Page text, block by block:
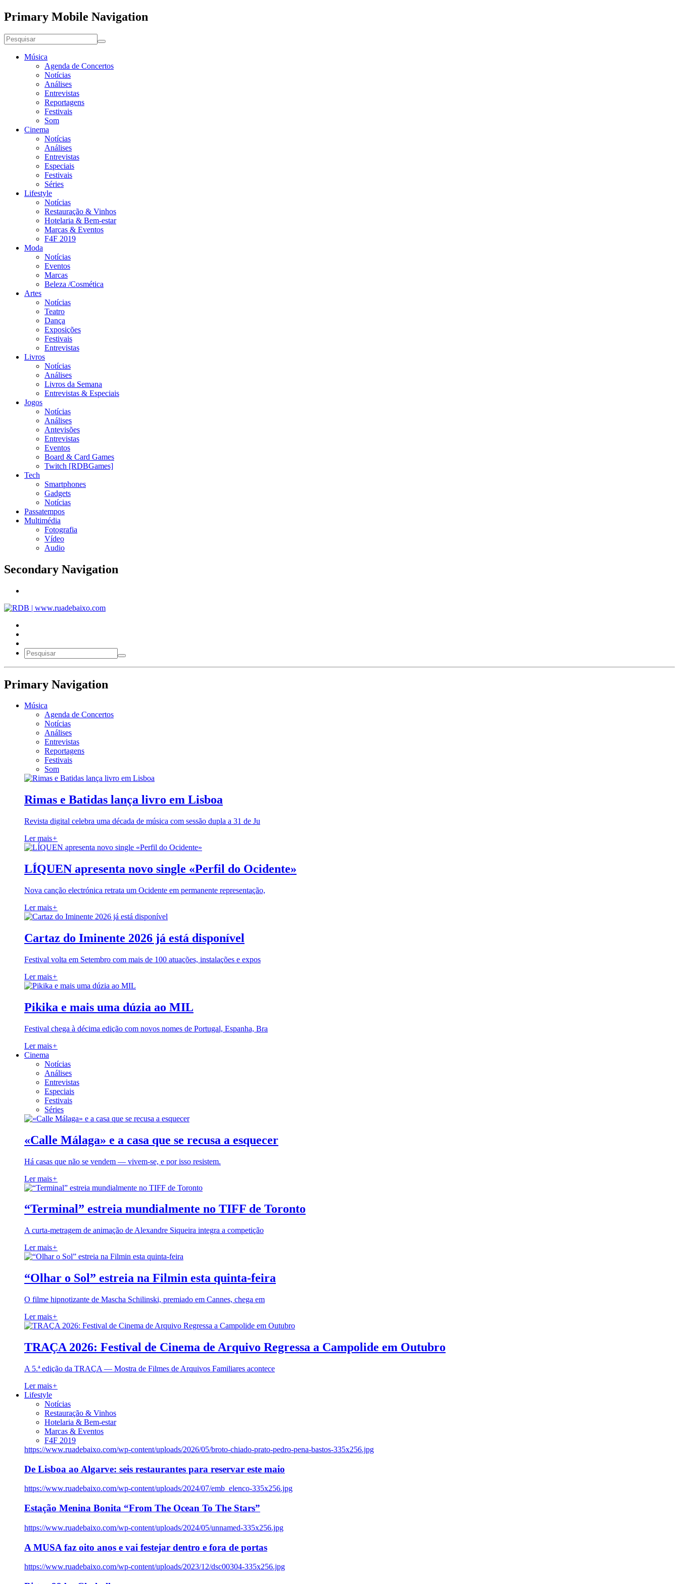
Primary Mobile Navigation
Música
Agenda de Concertos
Notícias
Análises
Entrevistas
Reportagens
Festivais
Som
Cinema
Notícias
Análises
Entrevistas
Especiais
Festivais
Séries
Lifestyle
Notícias
Restauração & Vinhos
Hotelaria & Bem-estar
Marcas & Eventos
F4F 2019
Moda
Notícias
Eventos
Marcas
Beleza /Cosmética
Artes
Notícias
Teatro
Dança
Exposições
Festivais
Entrevistas
Livros
Notícias
Análises
Livros da Semana
Entrevistas & Especiais
Jogos
Notícias
Análises
Antevisões
Entrevistas
Eventos
Board & Card Games
Twitch [RDBGames]
Tech
Smartphones
Gadgets
Notícias
Passatempos
Multimédia
Fotografia
Vídeo
Audio
Secondary Navigation
Primary Navigation
Música
Agenda de Concertos
Notícias
Análises
Entrevistas
Reportagens
Festivais
Som
Rimas e Batidas lança livro em Lisboa
Revista digital celebra uma década de música com sessão dupla a 31 de Ju
Ler mais+
LÍQUEN apresenta novo single «Perfil do Ocidente»
Nova canção electrónica retrata um Ocidente em permanente representação,
Ler mais+
Cartaz do Iminente 2026 já está disponível
Festival volta em Setembro com mais de 100 atuações, instalações e expos
Ler mais+
Pikika e mais uma dúzia ao MIL
Festival chega à décima edição com novos nomes de Portugal, Espanha, Bra
Ler mais+
Cinema
Notícias
Análises
Entrevistas
Especiais
Festivais
Séries
«Calle Málaga» e a casa que se recusa a esquecer
Há casas que não se vendem — vivem-se, e por isso resistem.
Ler mais+
“Terminal” estreia mundialmente no TIFF de Toronto
A curta-metragem de animação de Alexandre Siqueira integra a competição
Ler mais+
“Olhar o Sol” estreia na Filmin esta quinta-feira
O filme hipnotizante de Mascha Schilinski, premiado em Cannes, chega em
Ler mais+
TRAÇA 2026: Festival de Cinema de Arquivo Regressa a Campolide em Outubro
A 5.ª edição da TRAÇA — Mostra de Filmes de Arquivos Familiares acontece
Ler mais+
Lifestyle
Notícias
Restauração & Vinhos
Hotelaria & Bem-estar
Marcas & Eventos
F4F 2019
https://www.ruadebaixo.com/wp-content/uploads/2026/05/broto-chiado-prato-pedro-pena-bastos-335x256.jpg
De Lisboa ao Algarve: seis restaurantes para reservar este maio
https://www.ruadebaixo.com/wp-content/uploads/2024/07/emb_elenco-335x256.jpg
Estação Menina Bonita “From The Ocean To The Stars”
https://www.ruadebaixo.com/wp-content/uploads/2024/05/unnamed-335x256.jpg
A MUSA faz oito anos e vai festejar dentro e fora de portas
https://www.ruadebaixo.com/wp-content/uploads/2023/12/dsc00304-335x256.jpg